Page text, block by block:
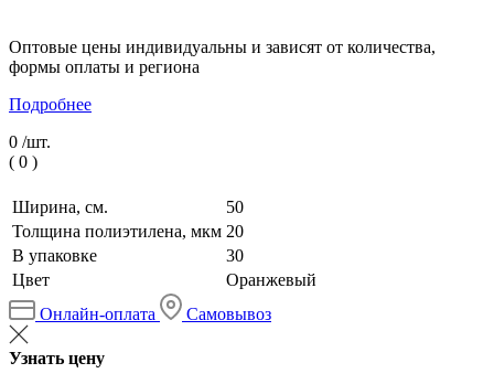
Оптовые цены индивидуальны и зависят от количества,
формы оплаты и региона
Подробнее
0 /шт.
( 0 )
Ширина, см.
50
Толщина полиэтилена, мкм 20
В упаковке
30
Цвет
Оранжевый
Онлайн-оплата
Самовывоз
Узнать цену